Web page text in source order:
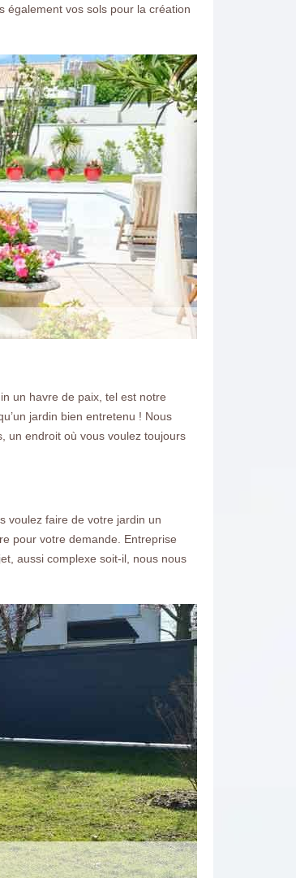
également vos sols pour la création
un havre de paix, tel est notre
jardin bien entretenu ! Nous
un endroit où vous voulez toujours
voulez faire de votre jardin un
pour votre demande. Entreprise
aussi complexe soit-il, nous nous